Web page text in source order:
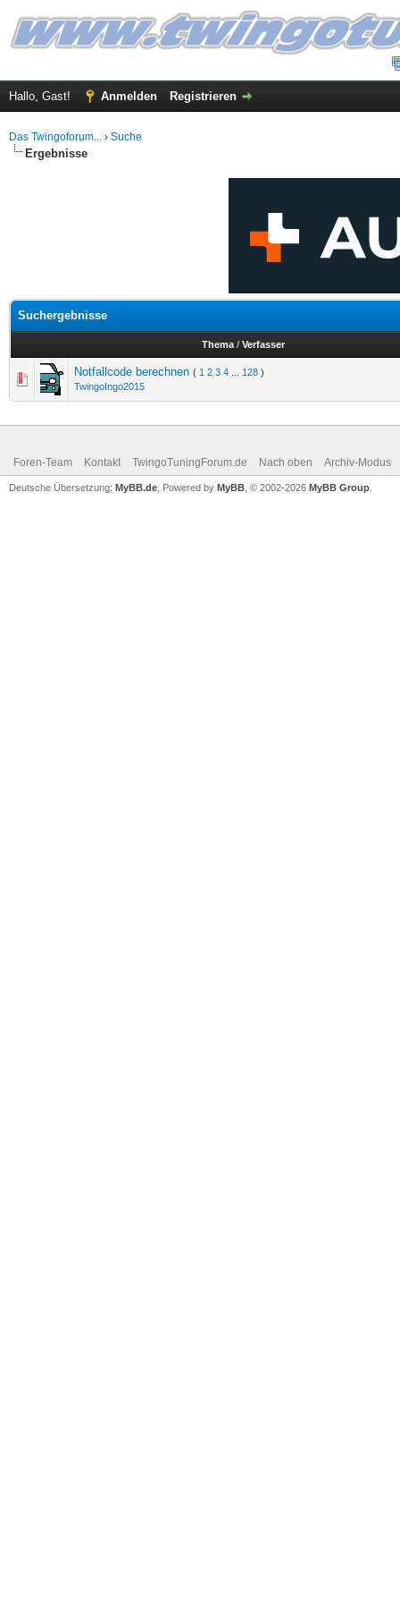
Hallo, Gast! Anmelden Registrieren
Das Twingoforum... › Suche
Ergebnisse
Suchergebnisse
Thema / Verfasser
Notfallcode berechnen ( 1 2 3 4 128 )
TwingoIngo2015
Foren-Team Kontakt TwingoTuningForum.de Nach oben Archiv-Modus
Deutsche Übersetzung: MyBB.de , Powered by MyBB , © 2002-2026 MyBB Group